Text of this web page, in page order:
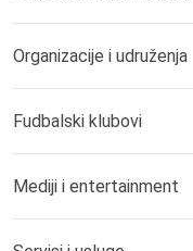
Organizacije i udruženja
Fudbalski klubovi
Mediji i entertainment